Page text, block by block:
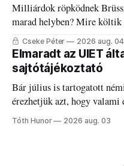
Milliárdok röpködnek
marad helyben? Mire költik
Cseke Péter 2026 aug. 04
Elmaradt az UIET
sajtótájékoztató
Bár július is tartogatott
érezhetjük azt, hogy valami
Tóth Hunor 2026 aug. 03